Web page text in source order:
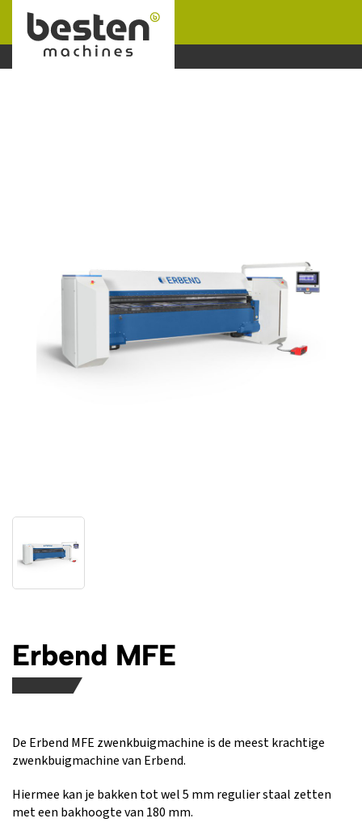
Naar hoofdinhoud
Erbend MFE
De Erbend MFE zwenkbuigmachine is de meest krachtige
zwenkbuigmachine van Erbend.
Hiermee kan je bakken tot wel 5 mm regulier staal zetten
met een bakhoogte van 180 mm.